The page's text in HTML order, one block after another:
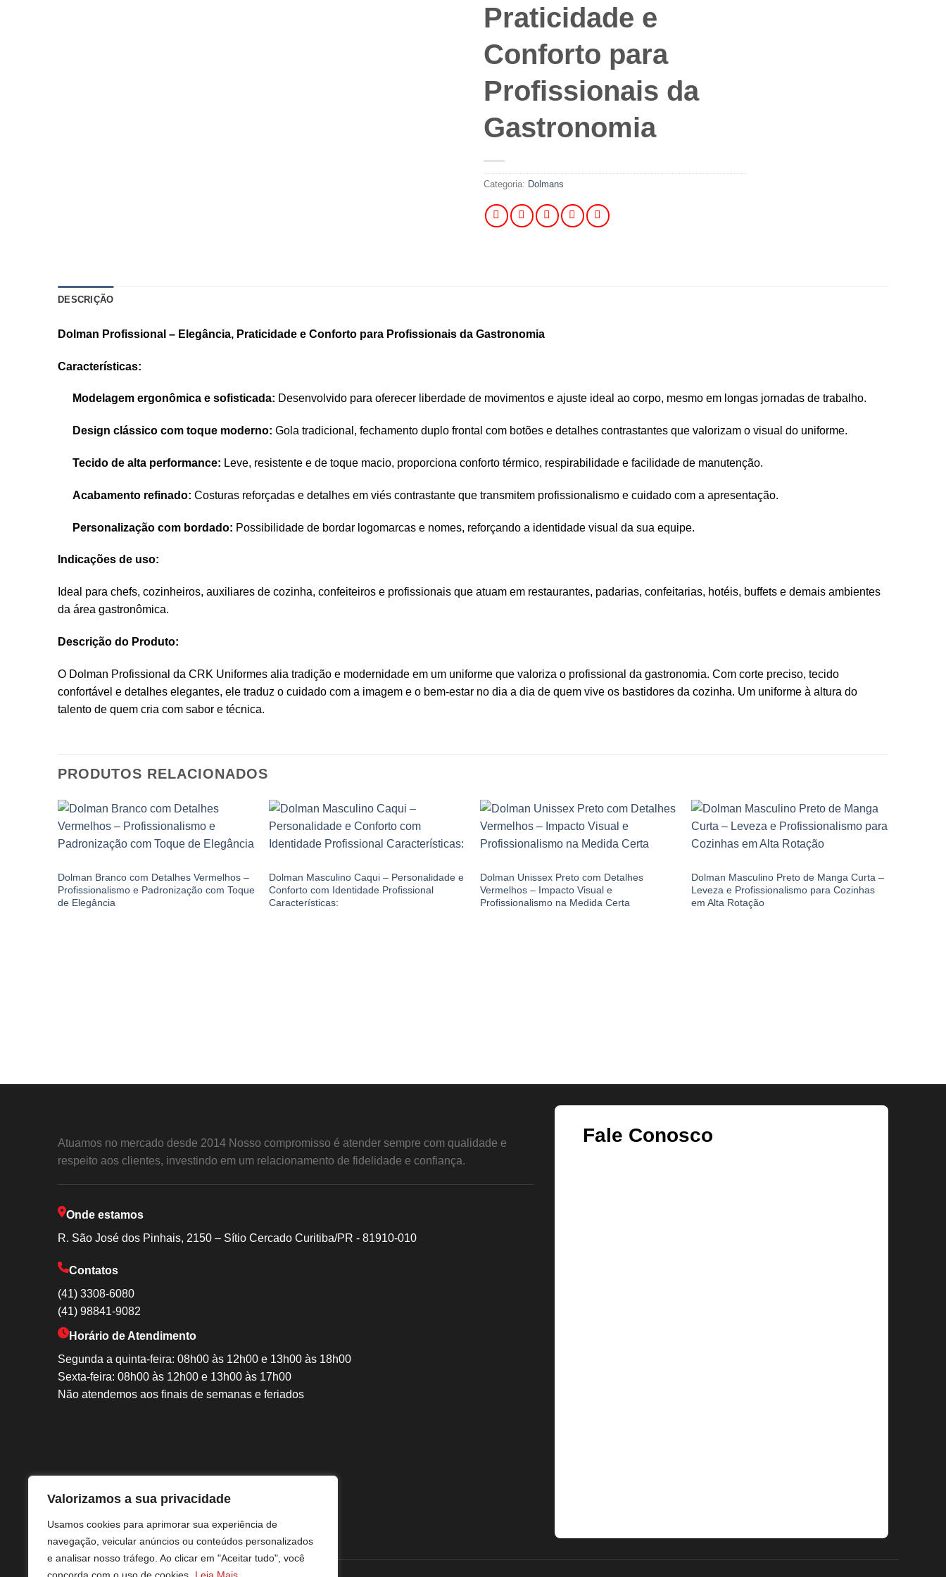
Valorizamos a sua privacidade
Usamos cookies para aprimorar sua experiência de
navegação, veicular anúncios ou conteúdos personalizados
e analisar nosso tráfego. Ao clicar em "Aceitar tudo", você
Praticidade e
Conforto para
Profissionais da
Gastronomia
Categoria: Dolmans
DESCRIÇÃO
Dolman Profissional – Elegância, Praticidade e Conforto para Profissionais da Gastronomia
Características:
Modelagem ergonômica e sofisticada: Desenvolvido para oferecer liberdade de movimentos e ajuste ideal ao corpo, mesmo em longas jornadas de trabalho.
Design clássico com toque moderno: Gola tradicional, fechamento duplo frontal com botões e detalhes contrastantes que valorizam o visual do uniforme.
Tecido de alta performance: Leve, resistente e de toque macio, proporciona conforto térmico, respirabilidade e facilidade de manutenção.
Acabamento refinado: Costuras reforçadas e detalhes em viés contrastante que transmitem profissionalismo e cuidado com a apresentação.
Personalização com bordado: Possibilidade de bordar logomarcas e nomes, reforçando a identidade visual da sua equipe.
Indicações de uso:
Ideal para chefs, cozinheiros, auxiliares de cozinha, confeiteiros e profissionais que atuam em restaurantes, padarias, confeitarias, hotéis, buffets e demais ambientes
da área gastronômica.
Descrição do Produto:
O Dolman Profissional da CRK Uniformes alia tradição e modernidade em um uniforme que valoriza o profissional da gastronomia. Com corte preciso, tecido
confortável e detalhes elegantes, ele traduz o cuidado com a imagem e o bem-estar no dia a dia de quem vive os bastidores da cozinha. Um uniforme à altura do
talento de quem cria com sabor e técnica.
PRODUTOS RELACIONADOS
Dolman Branco com Detalhes Vermelhos –
Profissionalismo e Padronização com Toque
de Elegância
Dolman Masculino Caqui – Personalidade e
Conforto com Identidade Profissional
Características:
Dolman Unissex Preto com Detalhes
Vermelhos – Impacto Visual e
Profissionalismo na Medida Certa
Dolman Masculino Preto de Manga Curta –
Leveza e Profissionalismo para Cozinhas
em Alta Rotação
Atuamos no mercado desde 2014 Nosso compromisso é atender sempre com qualidade e
respeito aos clientes, investindo em um relacionamento de fidelidade e confiança.
Onde estamos
R. São José dos Pinhais, 2150 – Sítio Cercado Curitiba/PR - 81910-010
Contatos
(41) 3308-6080
(41) 98841-9082
Horário de Atendimento
Segunda a quinta-feira: 08h00 às 12h00 e 13h00 às 18h00
Sexta-feira: 08h00 às 12h00 e 13h00 às 17h00
Não atendemos aos finais de semanas e feriados
Fale Conosco